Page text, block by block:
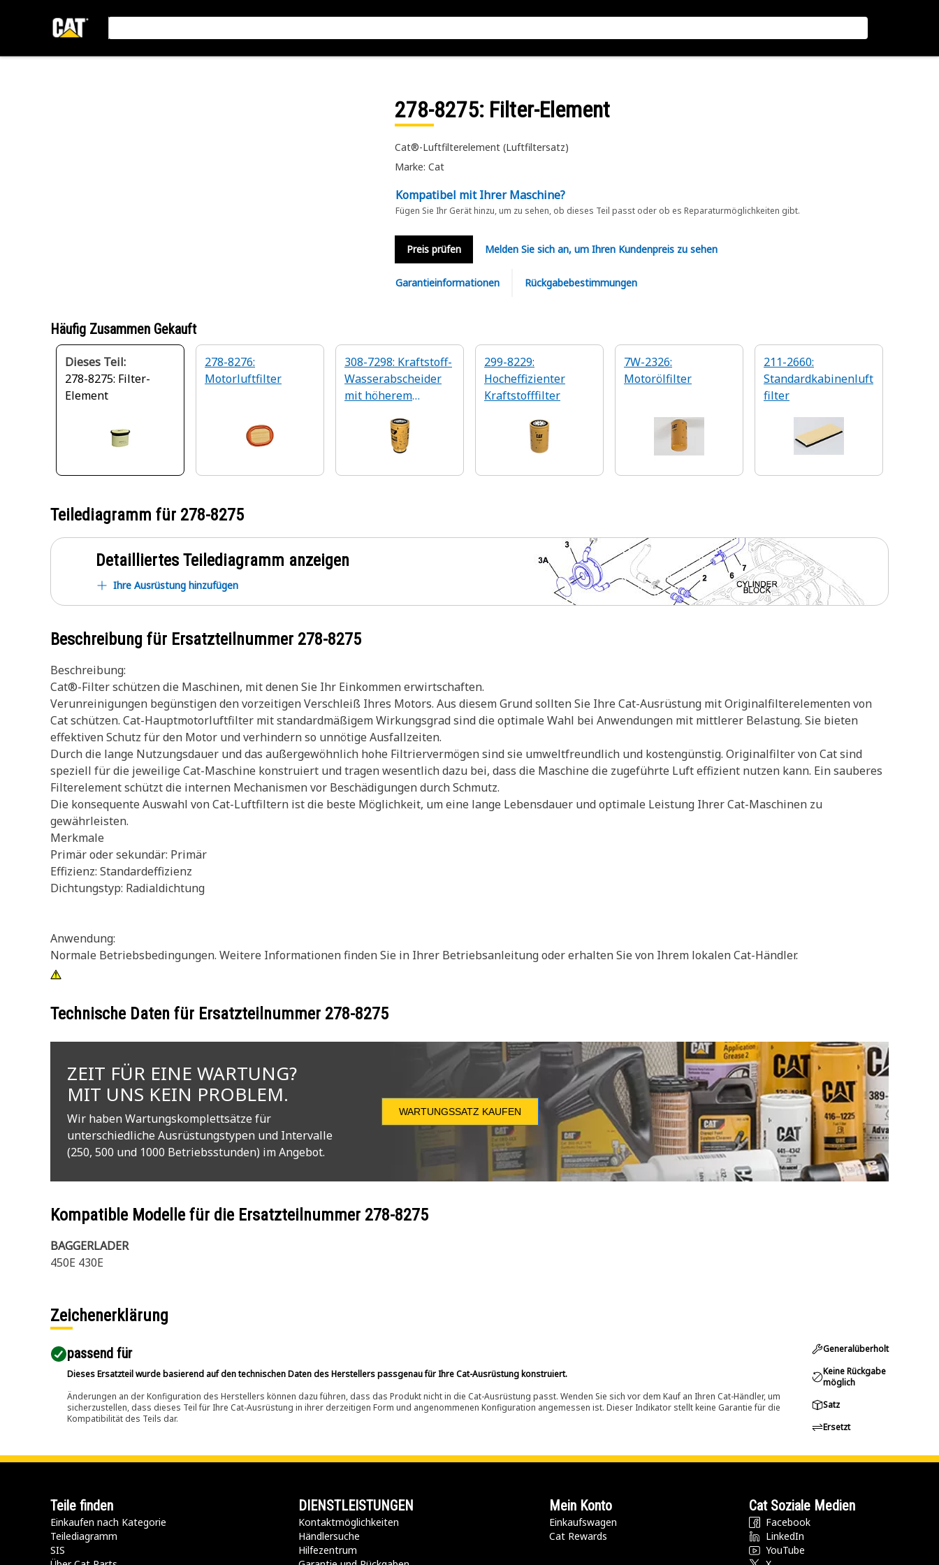
278-8275: Filter-Element
Cat®-Luftfilterelement (Luftfiltersatz)
Marke: Cat
Kompatibel mit Ihrer Maschine?
Fügen Sie Ihr Gerät hinzu, um zu sehen, ob dieses Teil passt oder ob es Reparaturmöglichkeiten gibt.
Preis prüfen Melden Sie sich an, um Ihren Kundenpreis zu sehen
Garantieinformationen Rückgabebestimmungen
Häufig Zusammen Gekauft
Dieses Teil:
278-8275: Filter-
Element
278-8276:
Motorluftfilter
308-7298: Kraftstoff-
Wasserabscheider
mit höherem
299-8229:
Hocheffizienter
Kraftstofffilter
7W-2326:
Motorölfilter
211-2660:
Standardkabinenluft
filter
Teilediagramm für 278-8275
Detailliertes Teilediagramm anzeigen
Ihre Ausrüstung hinzufügen
Beschreibung für Ersatzteilnummer 278-8275
Beschreibung:
Cat®-Filter schützen die Maschinen, mit denen Sie Ihr Einkommen erwirtschaften.
Verunreinigungen begünstigen den vorzeitigen Verschleiß Ihres Motors. Aus diesem Grund sollten Sie Ihre Cat-Ausrüstung mit Originalfilterelementen von
Cat schützen. Cat-Hauptmotorluftfilter mit standardmäßigem Wirkungsgrad sind die optimale Wahl bei Anwendungen mit mittlerer Belastung. Sie bieten
effektiven Schutz für den Motor und verhindern so unnötige Ausfallzeiten.
Durch die lange Nutzungsdauer und das außergewöhnlich hohe Filtriervermögen sind sie umweltfreundlich und kostengünstig. Originalfilter von Cat sind
speziell für die jeweilige Cat-Maschine konstruiert und tragen wesentlich dazu bei, dass die Maschine die zugeführte Luft effizient nutzen kann. Ein sauberes
Filterelement schützt die internen Mechanismen vor Beschädigungen durch Schmutz.
Die konsequente Auswahl von Cat-Luftfiltern ist die beste Möglichkeit, um eine lange Lebensdauer und optimale Leistung Ihrer Cat-Maschinen zu
gewährleisten.
Merkmale
Primär oder sekundär: Primär
Effizienz: Standardeffizienz
Dichtungstyp: Radialdichtung
Anwendung:
Normale Betriebsbedingungen. Weitere Informationen finden Sie in Ihrer Betriebsanleitung oder erhalten Sie von Ihrem lokalen Cat-Händler.
Technische Daten für Ersatzteilnummer 278-8275
ZEIT FÜR EINE WARTUNG?
MIT UNS KEIN PROBLEM.
Wir haben Wartungskomplettsätze für
unterschiedliche Ausrüstungstypen und Intervalle
(250, 500 und 1000 Betriebsstunden) im Angebot.
WARTUNGSSATZ KAUFEN
Kompatible Modelle für die Ersatzteilnummer 278-8275
BAGGERLADER
450E 430E
Zeichenerklärung
passend für​
Dieses Ersatzteil wurde basierend auf den technischen Daten des Herstellers passgenau für Ihre Cat-Ausrüstung konstruiert.
Änderungen an der Konfiguration des Herstellers können dazu führen, dass das Produkt nicht in die Cat-Ausrüstung passt. Wenden Sie sich vor dem Kauf an Ihren Cat-Händler, um
sicherzustellen, dass dieses Teil für Ihre Cat-Ausrüstung in ihrer derzeitigen Form und angenommenen Konfiguration angemessen ist. Dieser Indikator stellt keine Garantie für die
Kompatibilität des Teils dar.
Generalüberholt
Keine Rückgabe
möglich
Satz
Ersetzt
Teile finden
Einkaufen nach Kategorie
Teilediagramm
SIS
DIENSTLEISTUNGEN
Kontaktmöglichkeiten​
Händlersuche
Hilfezentrum
Mein Konto
Einkaufswagen
Cat Rewards
Cat Soziale Medien
Facebook
LinkedIn
YouTube